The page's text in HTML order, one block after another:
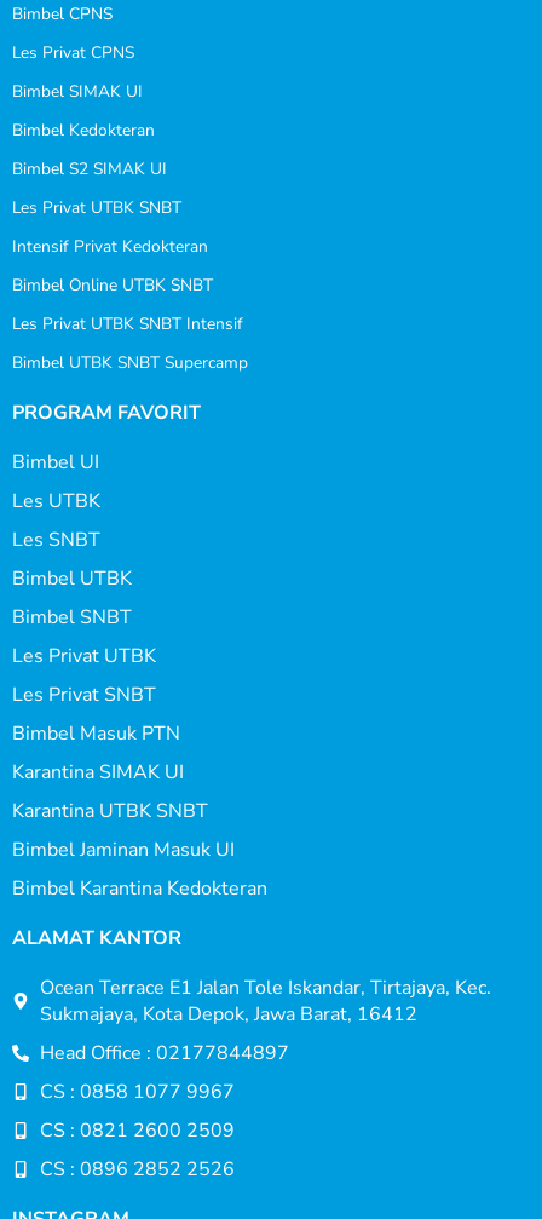
Bimbel CPNS
Les Privat CPNS
Bimbel SIMAK UI
Bimbel Kedokteran
Bimbel S2 SIMAK UI
Les Privat UTBK SNBT
Intensif Privat Kedokteran
Bimbel Online UTBK SNBT
Les Privat UTBK SNBT Intensif
Bimbel UTBK SNBT Supercamp
PROGRAM FAVORIT
Bimbel UI
Les UTBK
Les SNBT
Bimbel UTBK
Bimbel SNBT
Les Privat UTBK
Les Privat SNBT
Bimbel Masuk PTN
Karantina SIMAK UI
Karantina UTBK SNBT
Bimbel Jaminan Masuk UI
Bimbel Karantina Kedokteran
ALAMAT KANTOR
Ocean Terrace E1 Jalan Tole Iskandar, Tirtajaya, Kec.
Sukmajaya, Kota Depok, Jawa Barat, 16412
Head Office : 02177844897
CS : 0858 1077 9967
CS : 0821 2600 2509
CS : 0896 2852 2526